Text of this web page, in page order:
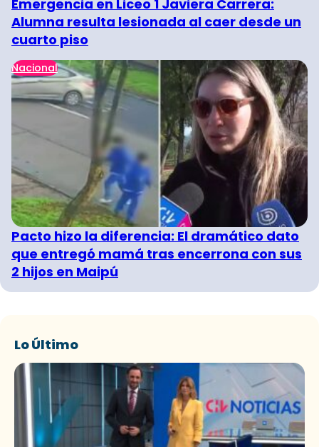
Emergencia en Liceo 1 Javiera Carrera:
Alumna resulta lesionada al caer desde un
cuarto piso
Nacional
Pacto hizo la diferencia: El dramático dato
que entregó mamá tras encerrona con sus
2 hijos en Maipú
Lo Último